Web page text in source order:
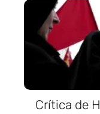
Crítica de